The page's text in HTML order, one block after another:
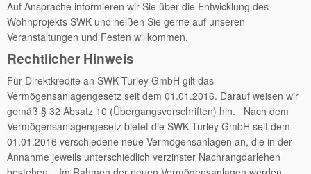
Auf Ansprache informieren wir Sie über die Entwicklung des
Wohnprojekts SWK und heißen Sie gerne auf unseren
Veranstaltungen und Festen willkommen.
Rechtlicher Hinweis
Für Direktkredite an SWK Turley GmbH gilt das
Vermögensanlagengesetz seit dem 01.01.2016. Darauf weisen wir
gemäß § 32 Absatz 10 (Übergangsvorschriften) hin. Nach dem
Vermögensanlagengesetz bietet die SWK Turley GmbH seit dem
01.01.2016 verschiedene neue Vermögensanlagen an, die in der
Annahme jeweils unterschiedlich verzinster Nachrangdarlehen